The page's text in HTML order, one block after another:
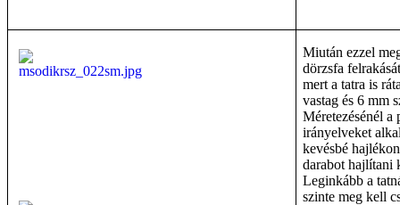
Miután ezzel
dörzsfa
mert a tatra is
vastag és 6 mm
Méretezésénél
irányelveket
kevésbé
darabot hajlítani
Leginkább a
szinte meg kell